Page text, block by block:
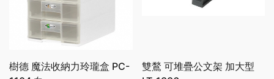
樹德 魔法收納力玲瓏盒 PC-
雙鶖 可堆疊公文架 加大型